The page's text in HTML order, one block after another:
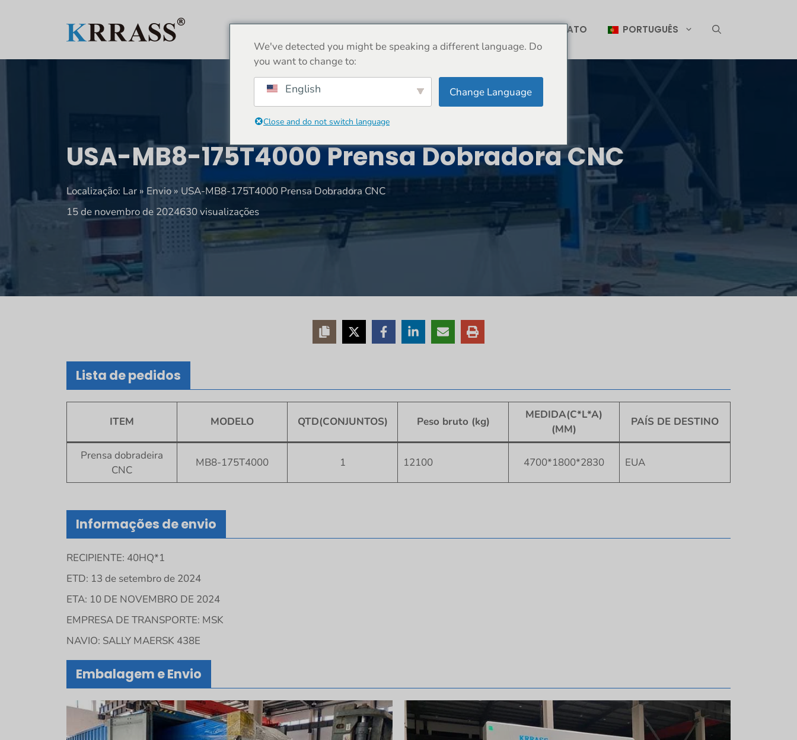
CONTATO PORTUGUÊS
USA-MB8-175T4000 Prensa Dobradora CNC
Localização: Lar » Envio» USA-MB8-175T4000 Prensa Dobradora CNC
15 de novembro de 2024630 visualizações
Lista de pedidos
ITEM MODELO QTD(CONJUNTOS) Peso bruto (kg)
MEDIDA(C*L*A)
(MM)
PAÍS DE DESTINO
Prensa dobradeira
CNC
MB8-175T4000 1 12100 4700*1800*2830 EUA
Informações de envio
RECIPIENTE: 40HQ*1
ETD: 13 de setembro de 2024
ETA: 10 DE NOVEMBRO DE 2024
EMPRESA DE TRANSPORTE: MSK
NAVIO: SALLY MAERSK 438E
Embalagem e Envio
We've detected you might be speaking a different language. Do
you want to change to:
English Change Language
Close and do not switch language